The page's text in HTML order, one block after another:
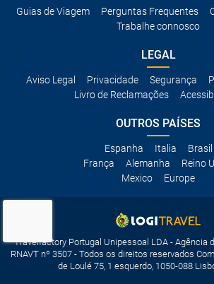
Guias de Viagem Perguntas Frequentes
Trabalhe connosco
LEGAL
Aviso Legal Privacidade Segurança
Livro de Reclamações
OUTROS PAÍSES
Espanha Italia
Brasil
França
Alemanha
Reino
Mexico
Europe
Travelfactory Portugal Unipessoal LDA - Agência
RNAVT nº 3507 - Todos os direitos reservados
de Loulé 75, 1 esquerdo, 1050-088